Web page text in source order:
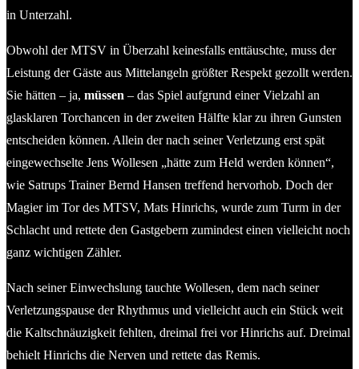
in Unterzahl.
Obwohl der MTSV in Überzahl keinesfalls enttäuschte, muss der
Leistung der Gäste aus Mittelangeln größter Respekt gezollt werden.
Sie hätten – ja, müssen – das Spiel aufgrund einer Vielzahl an
glasklaren Torchancen in der zweiten Hälfte klar zu ihren Gunsten
entscheiden können. Allein der nach seiner Verletzung erst spät
eingewechselte Jens Wollesen „hätte zum Held werden können“,
wie Satrups Trainer Bernd Hansen treffend hervorhob. Doch der
Magier im Tor des MTSV, Mats Hinrichs, wurde zum Turm in der
Schlacht und rettete den Gastgebern zumindest einen vielleicht noch
ganz wichtigen Zähler.
Nach seiner Einwechslung tauchte Wollesen, dem nach seiner
Verletzungspause der Rhythmus und vielleicht auch ein Stück weit
die Kaltschnäuzigkeit fehlten, dreimal frei vor Hinrichs auf. Dreimal
behielt Hinrichs die Nerven und rettete das Remis.